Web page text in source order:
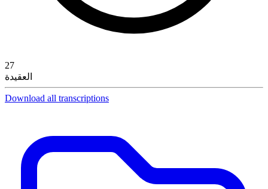
27
العقيدة
Download all transcriptions